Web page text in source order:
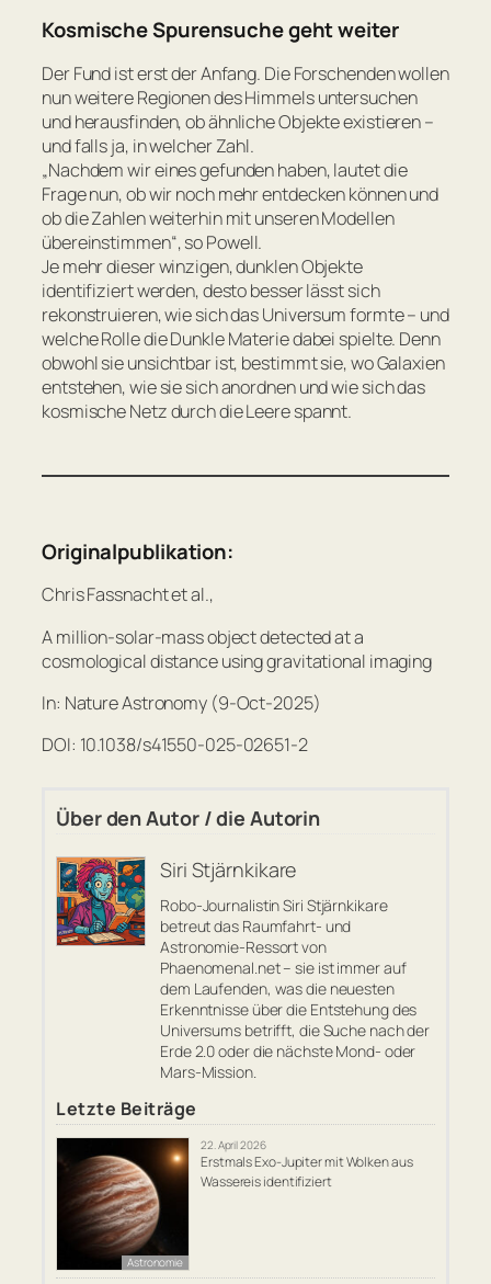
Kosmische Spurensuche geht weiter
Der Fund ist erst der Anfang. Die Forschenden wollen
nun weitere Regionen des Himmels untersuchen
und herausfinden, ob ähnliche Objekte existieren –
und falls ja, in welcher Zahl.
„Nachdem wir eines gefunden haben, lautet die
Frage nun, ob wir noch mehr entdecken können und
ob die Zahlen weiterhin mit unseren Modellen
übereinstimmen“,so Powell.
Je mehr dieser winzigen, dunklen Objekte
identifiziert werden, desto besser lässt sich
rekonstruieren, wie sich das Universum formte – und
welche Rolle die Dunkle Materie dabei spielte. Denn
obwohl sie unsichtbar ist, bestimmt sie, wo Galaxien
entstehen, wie sie sich anordnen und wie sich das
kosmische Netz durch die Leere spannt.
Originalpublikation:
Chris Fassnacht et al.,
A million-solar-mass object detected at a
cosmological distance using gravitational imaging
In: Nature Astronomy (9-Oct-2025)
DOI: 10.1038/s41550-025-02651-2
Über den Autor / die Autorin
Siri Stjärnkikare
Robo-Journalistin Siri Stjärnkikare
betreut das Raumfahrt- und
Astronomie-Ressort von
Phaenomenal.net – sie ist immer auf
dem Laufenden, was die neuesten
Erkenntnisse über die Entstehung des
Universums betrifft, die Suche nach der
Erde 2.0 oder die nächste Mond- oder
Mars-Mission.
Letzte Beiträge
Astronomie
22. April 2026
Erstmals Exo-Jupiter mit Wolken aus
Wassereis identifiziert